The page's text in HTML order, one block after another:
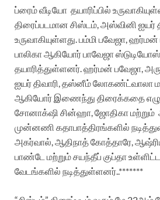
ப்ரைம் வீடியோ தயாரிப்பில்
திரைப்படமான சிஸ்டம், அஸ்வினி ஐயர்
உருவாகியுள்ளது. பம்மி பவேஜா,
பாலிகா ஆகியோர் பாவேஜா
தயாரித்துள்ளனர். ஹர்மன் பவேஜா,
ஐயர் திவாரி, தஸ்னீம் லோகண்ட்வாலா
ஆகியோர் இணைந்து திரைக்கதை
சோனாக்‌ஷி சின்ஹா, ஜோதிகா மற்றும்
முன்னணி கதாபாத்திரங்களில்
அகர்வால், ஆதிநாத் கோத்தாரே,
பாண்டே மற்றும் சயந்தீப் குப்தா
வேடங்களில் நடித்துள்ளனர்..*******